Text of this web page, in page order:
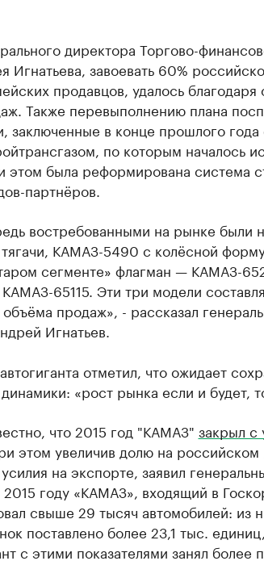
директора Торгово-
Игнатьева, завоевать 60%
продавцов, удалось благодаря
Также перевыполнению плана
заключенные в конце прошлого года
по которым началось
этом была реформирована система
партнёров.
востребованными на рынке были
КАМАЗ-5490 с колёсной
сегменте» флагман — КАМАЗ-
65115. Эти три модели
продаж», - рассказал
Игнатьев.
отметил, что ожидает
«рост рынка если и будет,
что 2015 год "КАМАЗ" закрыл с
этом увеличив долю на
на экспорте, заявил
году «КАМАЗ», входящий в
свыше 29 тысяч автомобилей: из
поставлено более 23,1 тыс.
с этими показателями занял более